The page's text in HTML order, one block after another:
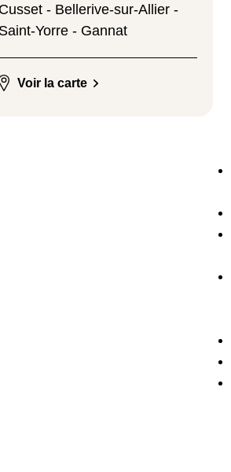
Cusset - Bellerive-sur-Allier -
Saint-Yorre - Gannat
Voir la carte